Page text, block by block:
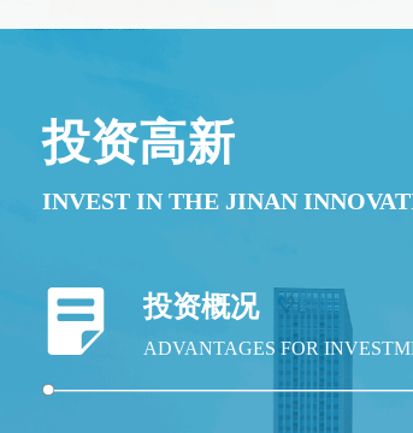
投资高新
INVEST IN THE JINAN
投资概况
ADVANTAGES FOR